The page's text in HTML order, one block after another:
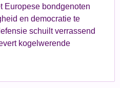
Europese bondgenoten
en democratie te
schuilt verrassend
kogelwerende